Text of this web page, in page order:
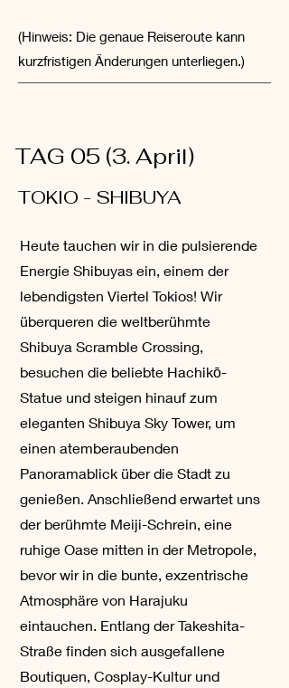
(Hinweis: Die genaue Reiseroute kann
kurzfristigen Änderungen unterliegen.)
TAG 05 (3. April)
TOKIO - SHIBUYA
Heute tauchen wir in die pulsierende
Energie Shibuyas ein, einem der
lebendigsten Viertel Tokios! Wir
überqueren die weltberühmte
Shibuya Scramble Crossing,
besuchen die beliebte Hachikō-
Statue und steigen hinauf zum
eleganten Shibuya Sky Tower, um
einen atemberaubenden
Panoramablick über die Stadt zu
genießen. Anschließend erwartet uns
der berühmte Meiji-Schrein, eine
ruhige Oase mitten in der Metropole,
bevor wir in die bunte, exzentrische
Atmosphäre von Harajuku
eintauchen. Entlang der Takeshita-
Straße finden sich ausgefallene
Boutiquen, Cosplay-Kultur und